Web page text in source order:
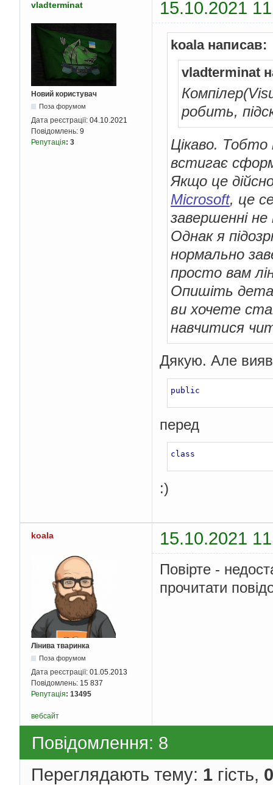
vladterminat 15.10.2021
Новий користувач
Поза форумом
Дата реєстрації: 04.10.2021
Повідомлень: 9
Репутація: 3
koala написав:
vladterminat
робить,
Цікаво. Тобто
встигає
Якщо це
Microsoft, це
завершенні
Однак я
нормально
просто вам
Опишіть
ви хочете
навчитися
Дякую. Але
public
перед
class
:)
koala 15.10.2021
Лінива тваринка
Поза форумом
Дата реєстрації: 01.05.2013
Повідомлень: 15 837
Репутація: 13495
Повірте -
прочитати
вебсайт
Повідомлення: 8
Переглядають тему: 1 гість, 0